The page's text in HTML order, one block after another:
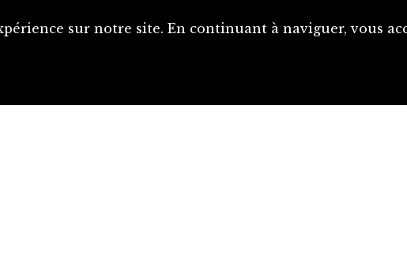
sur notre site. En continuant à naviguer, vous